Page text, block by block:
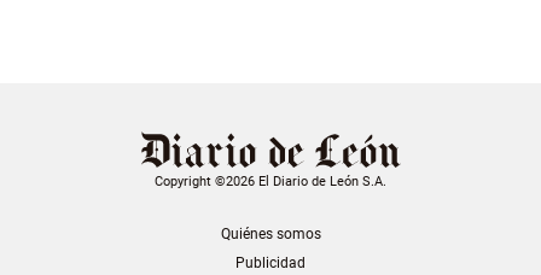
Copyright ©2026 El Diario de León S.A.
Quiénes somos
Publicidad